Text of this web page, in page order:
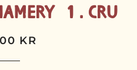
1. Cru
KR